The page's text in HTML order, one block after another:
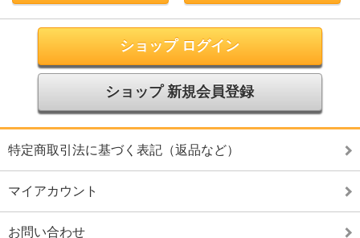
ショップ ログイン
ショップ 新規会員登録
特定商取引法に基づく表記（返品など）
マイアカウント
お問い合わせ